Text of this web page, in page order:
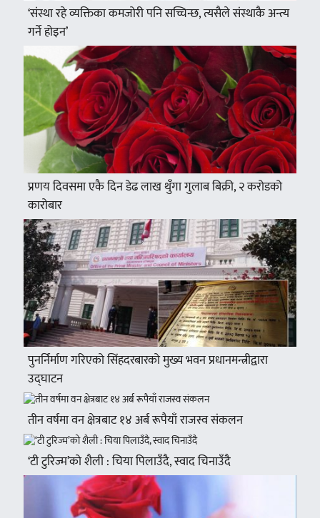
‘संस्था रहे व्यक्तिका कमजोरी पनि सच्चिन्छ, त्यसैले संस्थाकै अन्त्य
गर्ने होइन’
प्रणय दिवसमा एकै दिन डेढ लाख थुँगा गुलाब बिक्री, २ करोडको
कारोबार
पुनर्निर्माण गरिएको सिंहदरबारको मुख्य भवन प्रधानमन्त्रीद्वारा
उद्घाटन
तीन वर्षमा वन क्षेत्रबाट १४ अर्ब रूपैयाँ राजस्व संकलन
‘टी टुरिज्म’को शैली : चिया पिलाउँदै, स्वाद चिनाउँदै